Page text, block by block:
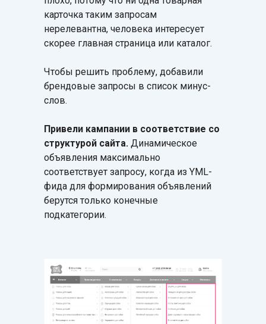
карточка таким запросам
нерелевантна, человека интересует
скорее главная страница или каталог.
Чтобы решить проблему, добавили
брендовые запросы в список минус-
слов.
Привели кампании в соответствие со
структурой сайта. Динамическое
объявления максимально
соответствует запросу, когда из YML-
фида для формирования объявлений
берутся только конечные
подкатегории.